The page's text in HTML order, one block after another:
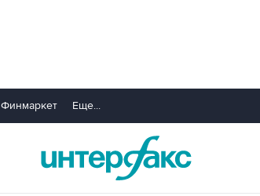
Финмаркет Еще...